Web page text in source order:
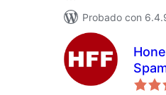
Probado con